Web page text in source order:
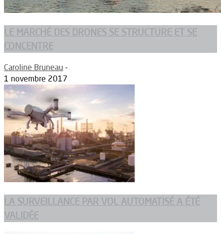
LE MARCHÉ DES DRONES SE STRUCTURE ET SE
CONCENTRE
Caroline Bruneau -
1 novembre 2017
LA SURVEILLANCE PAR VOL AUTOMATISÉ A ÉTÉ
VALIDÉE